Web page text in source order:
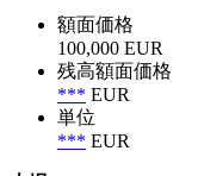
額面価格
100,000 EUR
残高額面価格
*** EUR
単位
*** EUR